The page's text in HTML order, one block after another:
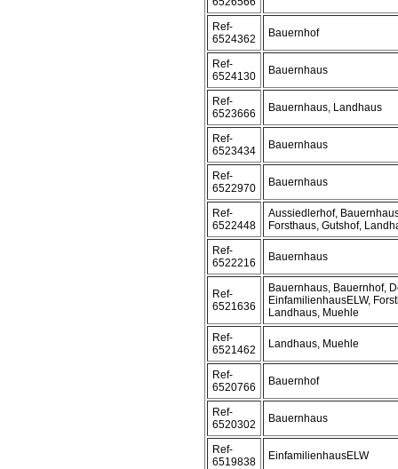
Ref-
6524362
Bauernhof
Ref-
6524130
Bauernhaus
Ref-
6523666
Bauernhaus, Landhaus
Ref-
6523434
Bauernhaus
Ref-
6522970
Bauernhaus
Ref-
6522448
Aussiedlerhof,
Forsthaus, Gutshof,
Ref-
6522216
Bauernhaus
Ref-
6521636
Bauernhaus, Bauernhof,
EinfamilienhausELW,
Landhaus, Muehle
Ref-
6521462
Landhaus, Muehle
Ref-
6520766
Bauernhof
Ref-
6520302
Bauernhaus
Ref-
6519838
EinfamilienhausELW